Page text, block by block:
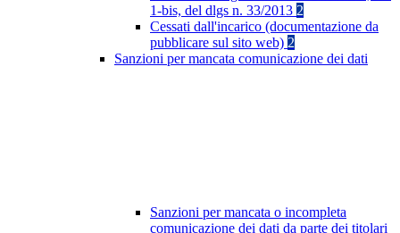
1-bis, del dlgs n. 33/2013 2
Cessati dall'incarico (documentazione da
pubblicare sul sito web) 2
Sanzioni per mancata comunicazione dei dati
Sanzioni per mancata o incompleta
comunicazione dei dati da parte dei titolari